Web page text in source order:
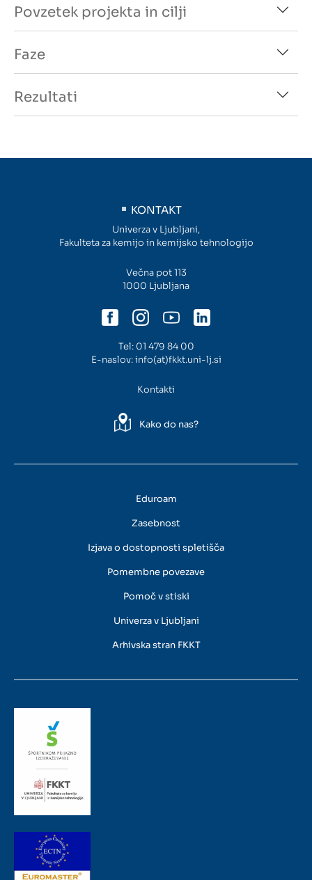
Povzetek projekta in cilji
Faze
Rezultati
KONTAKT
Univerza v Ljubljani,
Fakulteta za kemijo in kemijsko tehnologijo
Večna pot 113
1000 Ljubljana
Tel: 01 479 84 00
E-naslov:info(at)fkkt.uni-lj.si
Kontakti
Kako do nas?
Eduroam
Zasebnost
Izjava o dostopnosti spletišča
Pomembne povezave
Pomoč v stiski
Univerza v Ljubljani
Arhivska stran FKKT